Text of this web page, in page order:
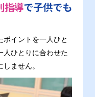
指導で子供でも
イントを一人ひと
人ひとりに合わせた
ません。